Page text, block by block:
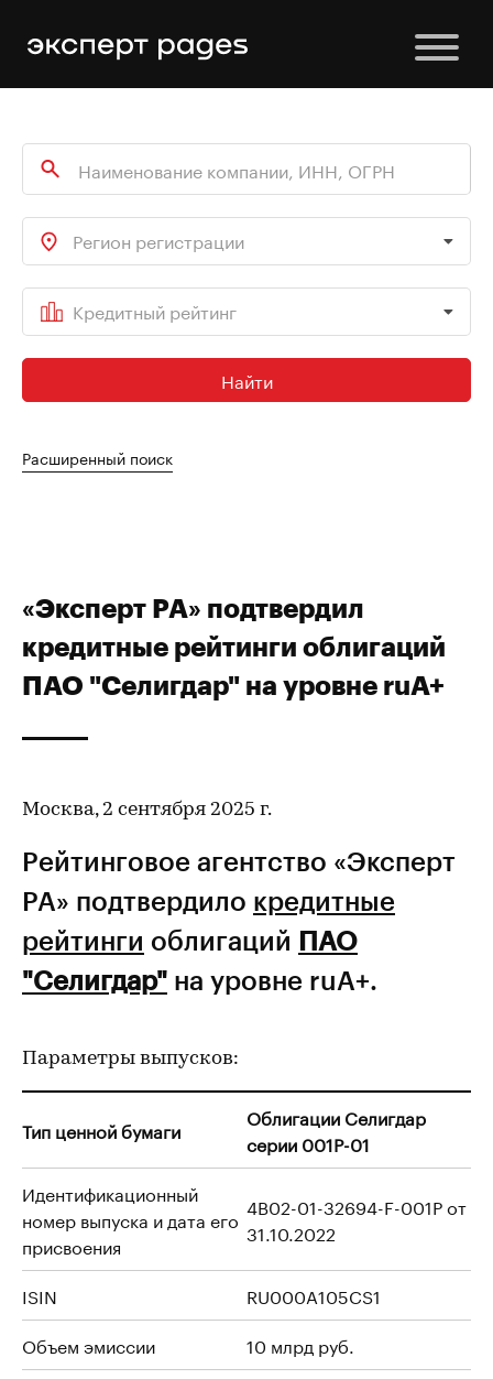
Регион регистрации
Кредитный рейтинг
Найти
Расширенный поиск
«Эксперт РА» подтвердил
кредитные рейтинги облигаций
ПАО "Селигдар" на уровне ruA+
Москва, 2 сентября 2025 г.
Рейтинговое агентство «Эксперт
РА» подтвердило кредитные
рейтинги облигаций ПАО
"Селигдар" на уровне ruA+.
Параметры выпусков:
Тип ценной бумаги
Облигации Селигдар
серии 001Р-01
Идентификационный
номер выпуска и дата его
присвоения
4B02-01-32694-F-001P от
31.10.2022
ISIN
RU000A105CS1
Объем эмиссии
10 млрд руб.